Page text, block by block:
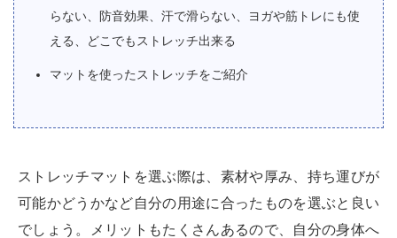
らない、防音効果、汗で滑らない、ヨガや筋トレにも使
える、どこでもストレッチ出来る
マットを使ったストレッチをご紹介
ストレッチマットを選ぶ際は、素材や厚み、持ち運びが
可能かどうかなど自分の用途に合ったものを選ぶと良い
でしょう。メリットもたくさんあるので、自分の身体へ